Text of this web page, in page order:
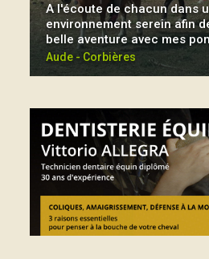
A l'écoute de chacun dans
environnement serein afin
belle aventure avec mes
Aude - Corbières